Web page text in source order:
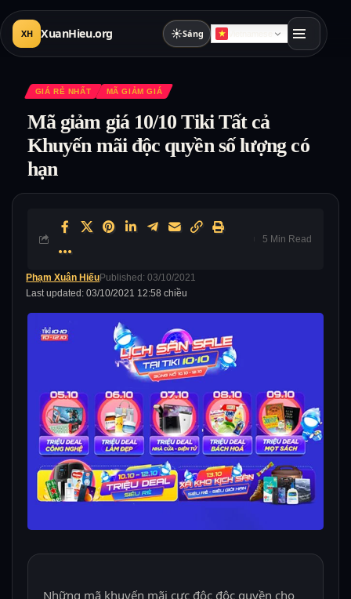
XH XuanHieu.org ☀Sáng
GIÁ RẺ NHẤT MÃ GIẢM GIÁ
Mã giảm giá 10/10 Tiki Tất cả
Khuyến mãi độc quyền số lượng có
hạn
Last updated: 03/10/2021 12:58 chiều
Phạm Xuân HiếuPublished: 03/10/2021
5 Min Read
Những mã khuyến mãi cực độc độc quyền cho